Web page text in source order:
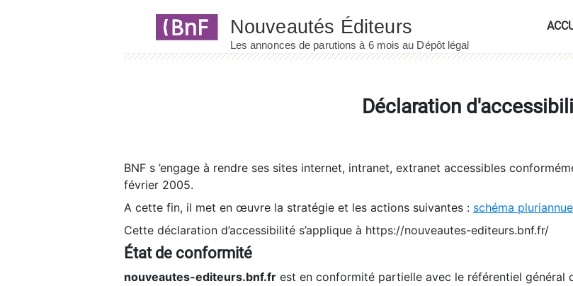
Déclaration
BNF s ’engage à rendre ses sites internet, intranet, extranet accessibles
février 2005.
A cette fin, il met en œuvre la stratégie et les actions suivantes : schéma
Cette déclaration d’accessibilité s’applique à https://nouveautes-editeurs.bnf.fr/
État de conformité
nouveautes-editeurs.bnf.fr est en conformité partielle avec le référentiel général